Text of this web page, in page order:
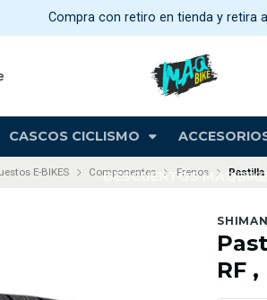
CASCOS CICLISMO
DESCUENTOS MAQBIKE
Compra con retiro en tienda y retira
E-BIKES Componentes Frenos Pastilla
RF